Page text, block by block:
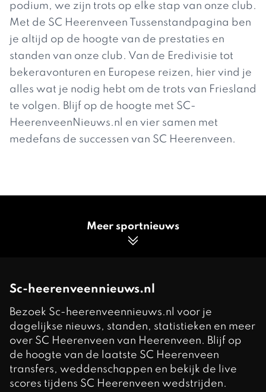
podium, we zijn trots op elke stap van onze club.
Met de SC Heerenveen Tussenstandpagina ben
je altijd op de hoogte van de prestaties en
standen van onze club. Van de Eredivisie tot
bekeravonturen en Europese reizen, hier vind je
alles wat je nodig hebt om de trots van Friesland
te volgen. Blijf op de hoogte met SC-
HeerenveenNieuws.nl en vier samen met
medefans de successen van SC Heerenveen.
Meer sportnieuws
Sc-heerenveennieuws.nl
Bezoek Sc-heerenveennieuws.nl voor je
dagelijkse nieuws, standen, statistieken en meer
over SC Heerenveen van Heerenveen. Blijf op
de hoogte van de laatste SC Heerenveen
transfers, weddenschappen en bekijk de live
scores tijdens SC Heerenveen wedstrijden.